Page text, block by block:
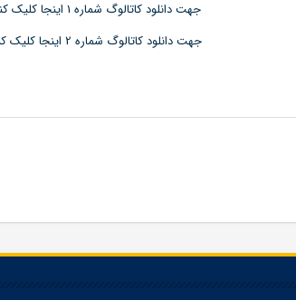
جهت دانلود کاتالوگ شماره 1 اینجا کلیک کنید
جهت دانلود کاتالوگ شماره 2 اینجا کلیک کنید